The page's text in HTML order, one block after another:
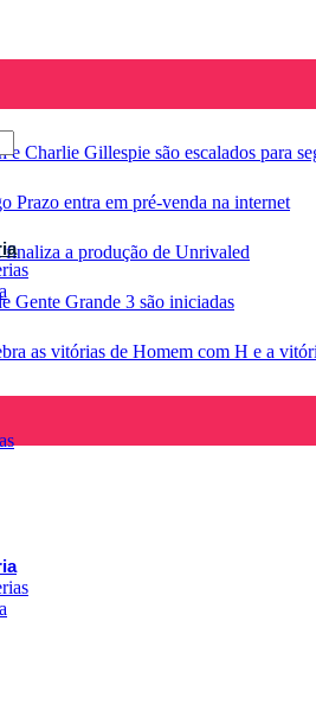
e Charlie Gillespie são escalados para
Prazo entra em pré-venda na internet
finaliza a produção de Unrivaled
Gente Grande 3 são iniciadas
as vitórias de Homem com H e a